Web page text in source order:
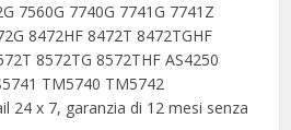
7560G 7740G 7741G 7741Z
8472HF 8472T 8472TGHF
8572TG 8572THF AS4250
TM5740 TM5742
24 x 7, garanzia di 12 mesi senza